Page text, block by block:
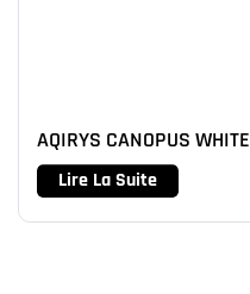
AQIRYS CANOPUS WHITE
Lire La Suite